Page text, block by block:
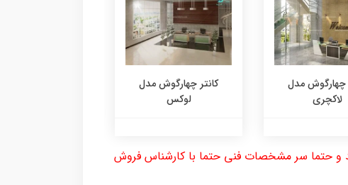
چهارگوش مدل
لاکچری
کانتر چهارگوش مدل
لوکس
و حتما سر مشخصات فنی حتما با کارشناس فروش